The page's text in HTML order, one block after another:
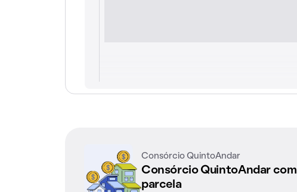
Consórcio QuintoAndar
Consórcio QuintoAndar com
parcela